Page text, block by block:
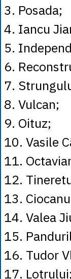
3. Posada;
4. Iancu
5.
6.
7.
8. Vulcan;
9. Oituz;
10. Vasile
11.
12.
13.
14. Valea
15.
16. Tudor
17. Lotrului;